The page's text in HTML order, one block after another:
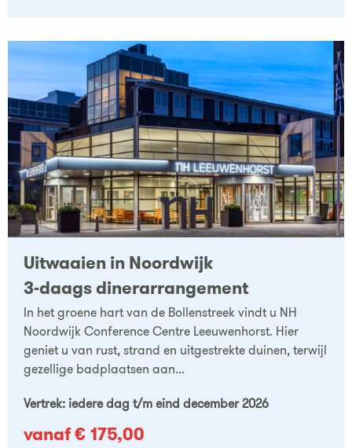
Uitwaaien in Noordwijk
3-daags dinerarrangement
In het groene hart van de Bollenstreek vindt u NH
Noordwijk Conference Centre Leeuwenhorst. Hier
geniet u van rust, strand en uitgestrekte duinen, terwijl
gezellige badplaatsen aan...
Vertrek: iedere dag t/m eind december 2026
vanaf € 175,00